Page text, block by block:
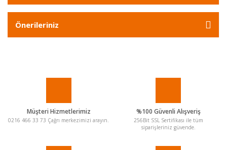
Önerileriniz
Müşteri Hizmetlerimiz
0216 466 33 73 Çağrı merkezimizi arayın.
%100 Güvenli Alışveriş
256Bit SSL Sertifikası ile tüm
siparişleriniz güvende.